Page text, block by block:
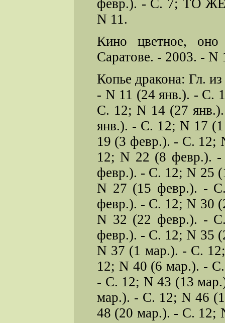
февр.). - С. 7; ТО
N 11.
Кино цветное,
Саратове. - 2003. -
Копье дракона: Гл.
- N 11 (24 янв.). - С.
С. 12; N 14 (27
янв.). - С. 12; N 17
19 (3 февр.). - С. 12;
12; N 22 (8 февр.).
февр.). - С. 12; N 25
N 27 (15 февр.). -
февр.). - С. 12; N 30
N 32 (22 февр.). -
февр.). - С. 12; N 35
N 37 (1 мар.). - С.
12; N 40 (6 мар.). -
- С. 12; N 43 (13
мар.). - С. 12; N 46
48 (20 мар.). - С. 12;